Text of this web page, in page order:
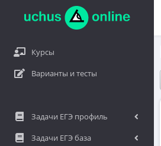
Курсы
Варианты и тесты
Задачи ЕГЭ профиль
Задачи ЕГЭ база